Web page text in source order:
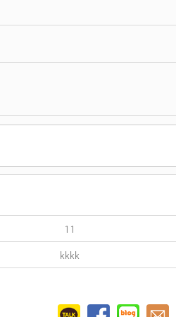
11
kkkk